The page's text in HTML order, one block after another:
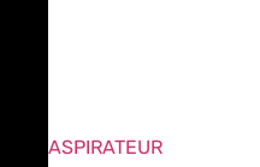
ASPIRATEUR